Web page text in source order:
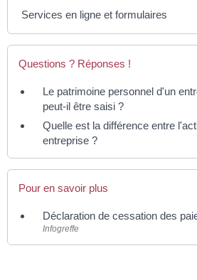
Services en ligne et formulaires
Questions ? Réponses !
Le patrimoine personnel d'un
peut-il être saisi ?
Quelle est la différence entre
entreprise ?
Pour en savoir plus
Déclaration de cessation des
Infogreffe